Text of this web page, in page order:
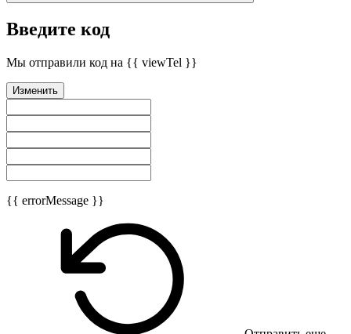
Введите код
Мы отправили код на {{ viewTel }}
Изменить
{{ errorMessage }}